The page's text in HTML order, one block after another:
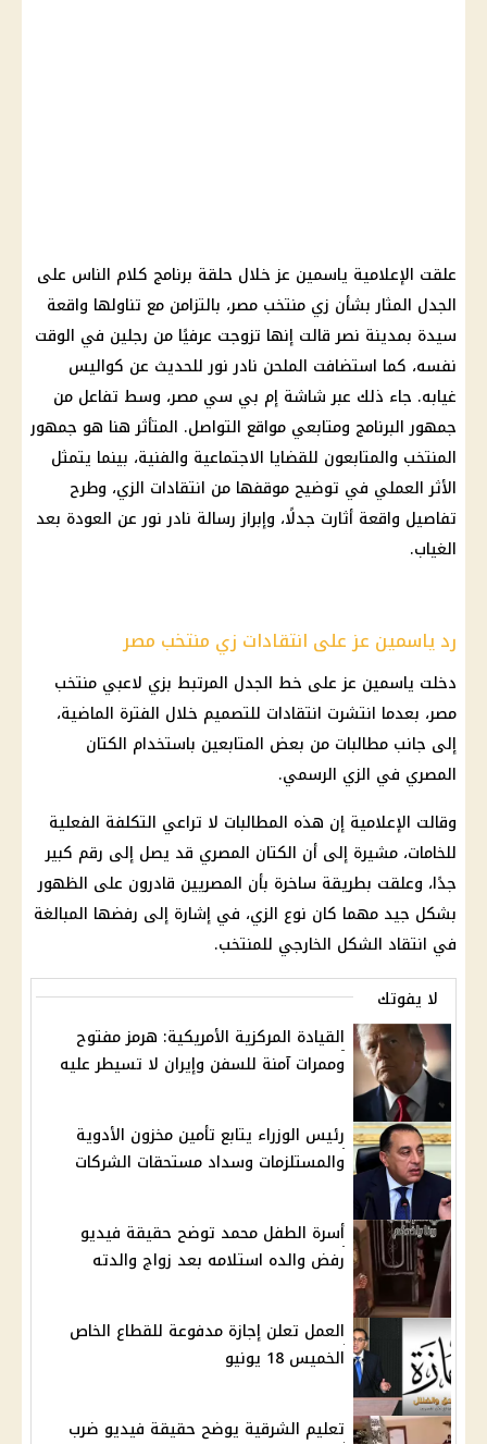
علقت الإعلامية ياسمين عز خلال حلقة برنامج كلام الناس على
الجدل المثار بشأن زي منتخب مصر، بالتزامن مع تناولها واقعة
سيدة بمدينة نصر قالت إنها تزوجت عرفيًا من رجلين في الوقت
نفسه، كما استضافت الملحن نادر نور للحديث عن كواليس
غيابه. جاء ذلك عبر شاشة إم بي سي مصر، وسط تفاعل من
جمهور البرنامج ومتابعي مواقع التواصل. المتأثر هنا هو جمهور
المنتخب والمتابعون للقضايا الاجتماعية والفنية، بينما يتمثل
الأثر العملي في توضيح موقفها من انتقادات الزي، وطرح
تفاصيل واقعة أثارت جدلًا، وإبراز رسالة نادر نور عن العودة بعد
الغياب.
رد ياسمين عز على انتقادات زي منتخب مصر
دخلت ياسمين عز على خط الجدل المرتبط بزي لاعبي منتخب
مصر، بعدما انتشرت انتقادات للتصميم خلال الفترة الماضية،
إلى جانب مطالبات من بعض المتابعين باستخدام الكتان
المصري في الزي الرسمي.
وقالت الإعلامية إن هذه المطالبات لا تراعي التكلفة الفعلية
للخامات، مشيرة إلى أن الكتان المصري قد يصل إلى رقم كبير
جدًا، وعلقت بطريقة ساخرة بأن المصريين قادرون على الظهور
بشكل جيد مهما كان نوع الزي، في إشارة إلى رفضها المبالغة
في انتقاد الشكل الخارجي للمنتخب.
لا يفوتك
القيادة المركزية الأمريكية: هرمز مفتوح
وممرات آمنة للسفن وإيران لا تسيطر عليه
رئيس الوزراء يتابع تأمين مخزون الأدوية
والمستلزمات وسداد مستحقات الشركات
أسرة الطفل محمد توضح حقيقة فيديو
رفض والده استلامه بعد زواج والدته
العمل تعلن إجازة مدفوعة للقطاع الخاص
الخميس 18 يونيو
تعليم الشرقية يوضح حقيقة فيديو ضرب